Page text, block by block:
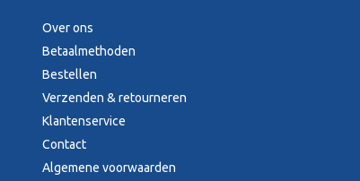
Over ons
Betaalmethoden
Bestellen
Verzenden & retourneren
Klantenservice
Contact
Algemene voorwaarden